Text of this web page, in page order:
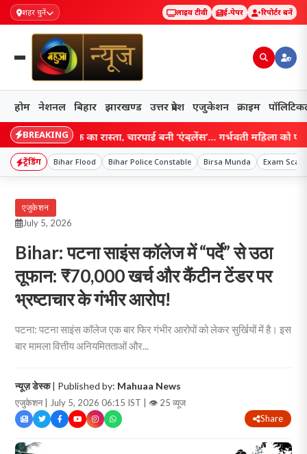
शहर चुनें लाइव टीवी ई-पेपर रिपोर्टर बनें
होम नेशनल बिहार झारखण्ड उत्तर प्रदेश एजुकेशन क्राइम
BREAKING
सड़क का रास्ता, चारपाई बनी ‘एंबुलेंस’… गर्भवती महिला को पानी के
ट्रेंडिंग Bihar Flood Bihar Police Constable Birsa Munda Exam Scam
एजुकेशन
July 5, 2026
Bihar: पटना साइंस कॉलेज में “पर्दे” से उठा
तूफान: ₹70,000 खर्च और कैंटीन टेंडर पर
भ्रष्टाचार के गंभीर आरोप!
पटना: पटना साइंस कॉलेज एक बार फिर गंभीर आरोपों को लेकर सुर्खियों में है। इस
बार मामला वित्तीय अनियमितताओं और...
न्यूज़ डेस्क| Published by: Mahuaa News
एजुकेशन | July 5, 2026 06:15 IST | 👁 25 व्यूज
Share